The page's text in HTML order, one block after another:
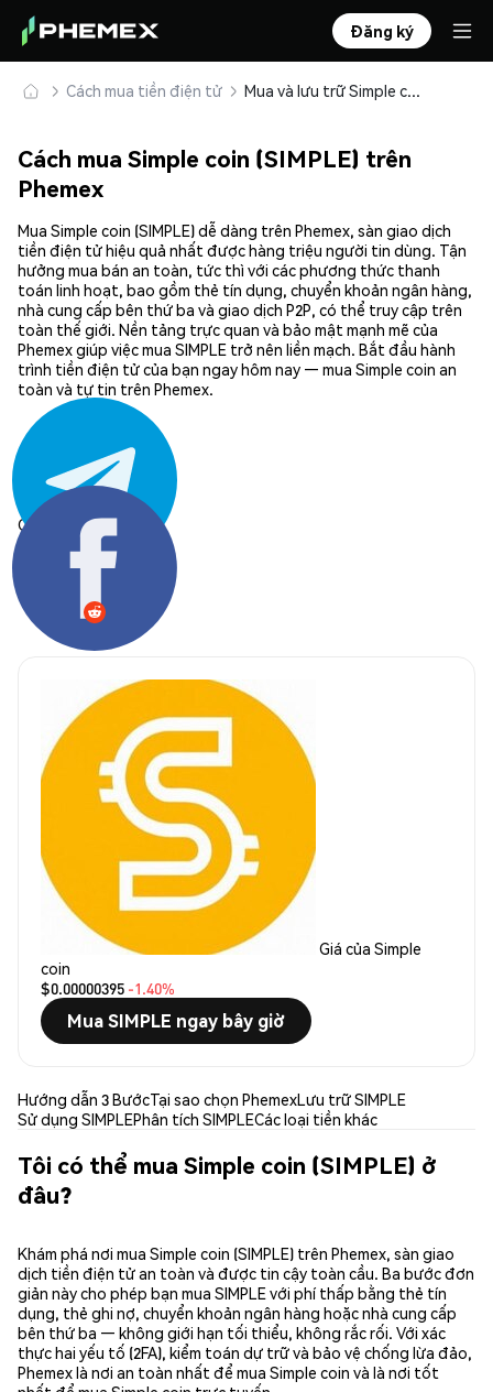
Đăng ký
Cách mua tiền điện tử Mua và lưu trữ Simple coin (SIMPLE) an toàn
Cách mua Simple coin (SIMPLE) trên
Phemex
Mua Simple coin (SIMPLE) dễ dàng trên Phemex, sàn giao dịch
tiền điện tử hiệu quả nhất được hàng triệu người tin dùng. Tận
hưởng mua bán an toàn, tức thì với các phương thức thanh
toán linh hoạt, bao gồm thẻ tín dụng, chuyển khoản ngân hàng,
nhà cung cấp bên thứ ba và giao dịch P2P, có thể truy cập trên
toàn thế giới. Nền tảng trực quan và bảo mật mạnh mẽ của
Phemex giúp việc mua SIMPLE trở nên liền mạch. Bắt đầu hành
trình tiền điện tử của bạn ngay hôm nay — mua Simple coin an
toàn và tự tin trên Phemex.
Chia sẻ:
Giá của Simple
coin
$0.00000395 -1.40%
Mua SIMPLE ngay bây giờ
Hướng dẫn 3 BướcTại sao chọn PhemexLưu trữ SIMPLE
Sử dụng SIMPLEPhân tích SIMPLECác loại tiền khác
Tôi có thể mua Simple coin (SIMPLE) ở
đâu?
Khám phá nơi mua Simple coin (SIMPLE) trên Phemex, sàn giao
dịch tiền điện tử an toàn và được tin cậy toàn cầu. Ba bước đơn
giản này cho phép bạn mua SIMPLE với phí thấp bằng thẻ tín
dụng, thẻ ghi nợ, chuyển khoản ngân hàng hoặc nhà cung cấp
bên thứ ba — không giới hạn tối thiểu, không rắc rối. Với xác
thực hai yếu tố (2FA), kiểm toán dự trữ và bảo vệ chống lừa đảo,
Phemex là nơi an toàn nhất để mua Simple coin và là nơi tốt